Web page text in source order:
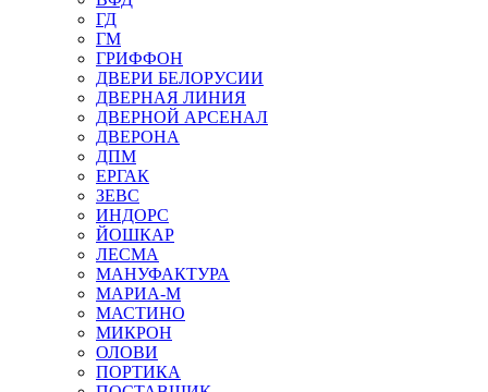
ГД
ГМ
ГРИФФОН
ДВЕРИ БЕЛОРУСИИ
ДВЕРНАЯ ЛИНИЯ
ДВЕРНОЙ АРСЕНАЛ
ДВЕРОНА
ДПМ
ЕРГАК
ЗЕВС
ИНДОРС
ЙОШКАР
ЛЕСМА
МАНУФАКТУРА
МАРИА-М
МАСТИНО
МИКРОН
ОЛОВИ
ПОРТИКА